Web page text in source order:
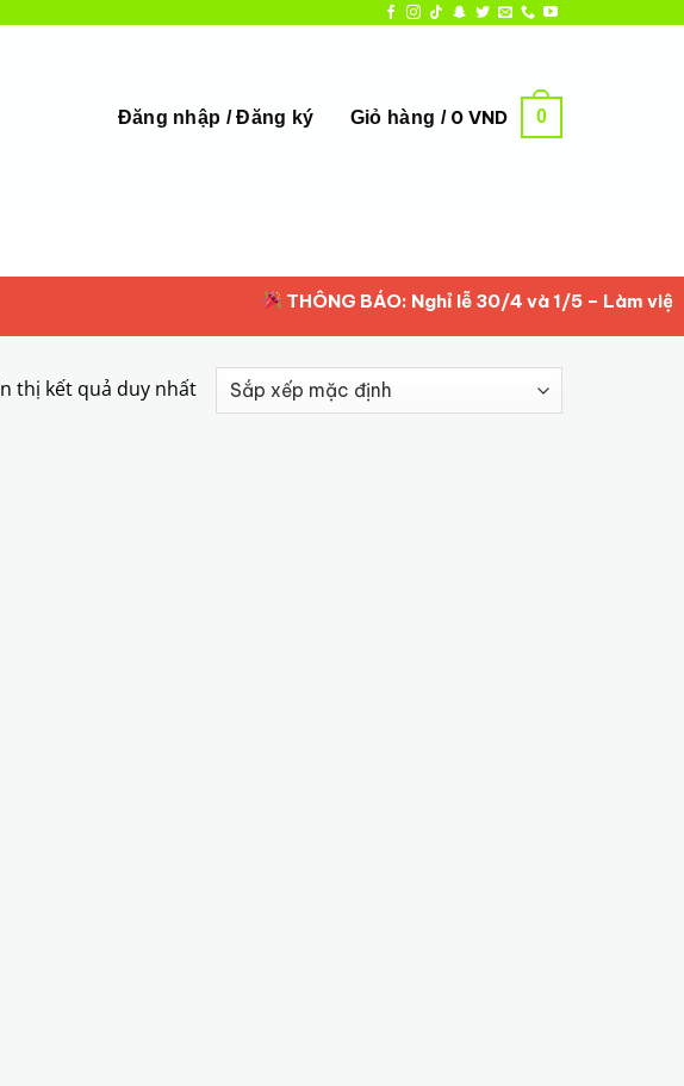
Đăng nhập / Đăng ký Giỏ hàng / 0 VND 0
THÔNG BÁO: Nghỉ lễ 30/4 và 1/5 – Làm việc
thị kết quả duy nhất